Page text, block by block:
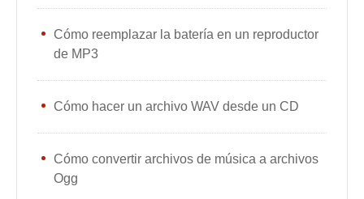
Cómo reemplazar la batería en un reproductor
de MP3
Cómo hacer un archivo WAV desde un CD
Cómo convertir archivos de música a archivos
Ogg